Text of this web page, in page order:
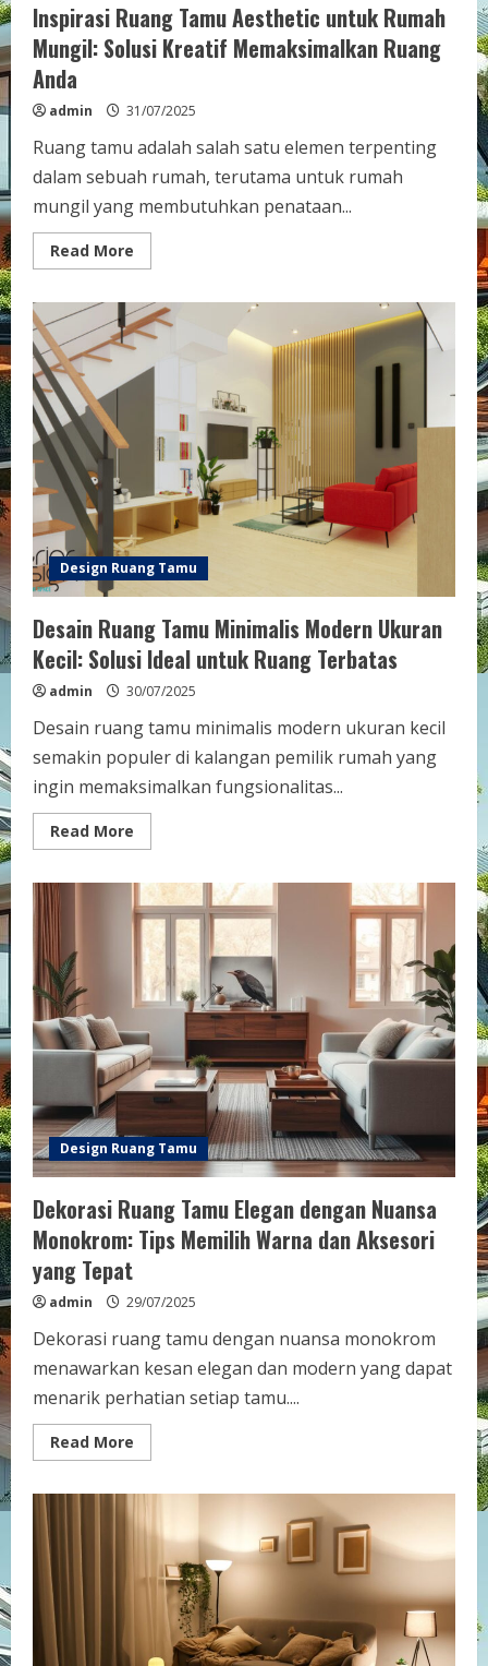
Inspirasi Ruang Tamu Aesthetic untuk Rumah
Mungil: Solusi Kreatif Memaksimalkan Ruang
Anda
admin 31/07/2025
Ruang tamu adalah salah satu elemen terpenting
dalam sebuah rumah, terutama untuk rumah
mungil yang membutuhkan penataan...
Read More
more
Ruang
Tamu
Aesthetic
untuk
Rumah
Kreatif
Memaksimalkan
Ruang
Anda
Design Ruang Tamu
Desain Ruang Tamu Minimalis Modern Ukuran
Kecil: Solusi Ideal untuk Ruang Terbatas
admin 30/07/2025
Desain ruang tamu minimalis modern ukuran kecil
semakin populer di kalangan pemilik rumah yang
ingin memaksimalkan fungsionalitas...
Read More
more
Ruang
Tamu
Minimalis
Modern
Ukuran
Kecil:
Solusi
Ideal
untuk
Ruang
Terbatas
Design Ruang Tamu
Dekorasi Ruang Tamu Elegan dengan Nuansa
Monokrom: Tips Memilih Warna dan Aksesori
yang Tepat
admin 29/07/2025
Dekorasi ruang tamu dengan nuansa monokrom
menawarkan kesan elegan dan modern yang dapat
menarik perhatian setiap tamu....
Read More
more
Elegan
dengan
Nuansa
Monokrom:
Tips
Memilih
Warna
Aksesori